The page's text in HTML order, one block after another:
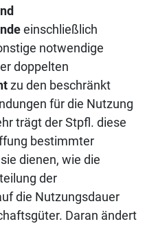
einschließlich
notwendige
doppelten
zu den beschränkt
für die Nutzung
trägt der Stpfl. diese
bestimmter
dienen, wie die
der
die Nutzungsdauer
Daran ändert